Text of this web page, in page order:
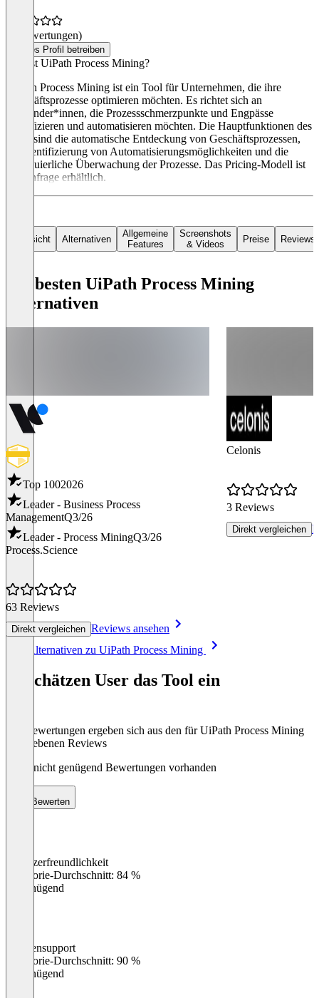
(0 Bewertungen)
Dieses Profil betreiben
Was ist UiPath Process Mining?
UiPath Process Mining ist ein Tool für Unternehmen, die ihre
Geschäftsprozesse optimieren möchten. Es richtet sich an
Anwender*innen, die Prozessschmerzpunkte und Engpässe
identifizieren und automatisieren möchten. Die Hauptfunktionen des
Tools sind die automatische Entdeckung von Geschäftsprozessen,
die Identifizierung von Automatisierungsmöglichkeiten und die
kontinuierliche Überwachung der Prozesse. Das Pricing-Modell ist
auf Anfrage erhältlich.
Übersicht Alternativen
Allgemeine
Features
Screenshots
& Videos
Preise Reviews
Die besten UiPath Process Mining
Alternativen
Top 1002026
Leader - Business Process
ManagementQ3/26
Leader - Process MiningQ3/26
Process.Science
63 Reviews
Direkt vergleichen Reviews ansehen
Celonis
3 Reviews
Direkt vergleichen
Alle Alternativen zu UiPath Process Mining
So schätzen User das Tool ein
Die Bewertungen ergeben sich aus den für UiPath Process Mining
abgegebenen Reviews
Noch nicht genügend Bewertungen vorhanden
Bewerten
Benutzerfreundlichkeit
Kategorie-Durchschnitt: 84 %
Ungenügend
Kundensupport
Kategorie-Durchschnitt: 90 %
Ungenügend